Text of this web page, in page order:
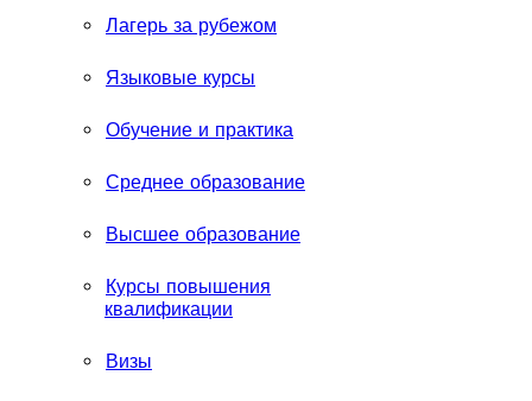
Лагерь за рубежом
Языковые курсы
Обучение и практика
Среднее образование
Высшее образование
Курсы повышения
квалификации
Визы